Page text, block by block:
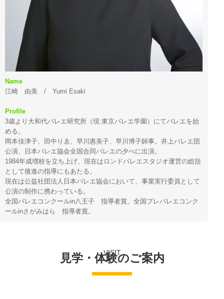
Name
江崎 由美 / Yumi Esaki
Profile
3歳より大和代バレエ研究所（現:東京バレエ学園）にてバレエを始
める。
岡本佳津子、田中りゑ、早川惠美子、早川博子師事。井上バレエ団
公演、日本バレエ協会全国合同バレエの夕べに出演。
1984年成増校を立ち上げ、現在はロンドバレエスタジオ運営の総括
として後進の指導にもあたる。
現在は公益社団法人日本バレエ協会において、事業実行委員として
公演の制作に携わっている。
全国バレエコンクールin八王子 指導者賞。全国プレバレエコンク
ールinさがみはら 指導者賞。
VISIT
見学・体験のご案内